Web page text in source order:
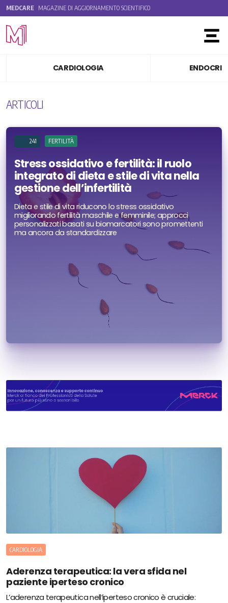
MEDCARE MAGAZINE DI AGGIORNAMENTO SCIENTIFICO
CARDIOLOGIA
ARTICOLI
241 FERTILITÀ
Stress ossidativo e fertilità: il ruolo
integrato di dieta e stile di vita nella
gestione dell’infertilità
Dieta e stile di vita riducono lo stress ossidativo
migliorando fertilità maschile e femminile; approcci
personalizzati basati su biomarcatori sono promettenti
ma ancora da standardizzare
CARDIOLOGIA
Aderenza terapeutica: la vera sfida nel
paziente iperteso cronico
L’aderenza terapeutica nell’iperteso cronico è cruciale: